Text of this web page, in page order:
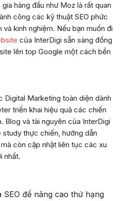
hàng đầu như Moz là rất quan
công các kỹ thuật SEO phức
và kinh nghiệm. Nếu bạn muốn đi
của InterDigi sẵn sàng đồng
lên top Google một cách bền
Digital Marketing toàn diện dành
triển khai hiệu quả các chiến
Blog và tài nguyên của InterDigi
thực chiến, hướng dẫn
còn cập nhật liên tục các xu
nhất.
để nâng cao thứ hạng